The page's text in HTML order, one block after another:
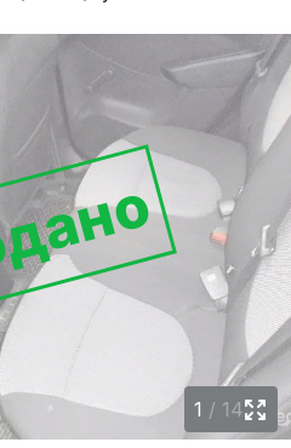
1 / 14